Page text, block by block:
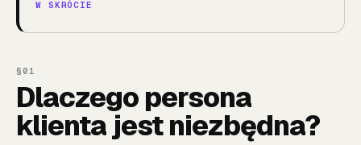
Dlaczego persona
klienta jest niezbędna?